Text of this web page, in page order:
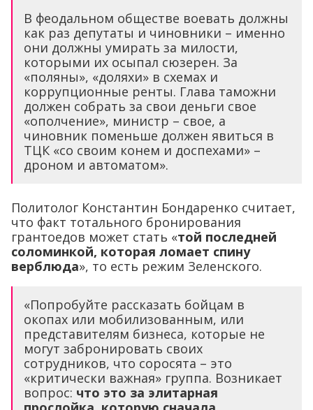
В феодальном обществе воевать должны
как раз депутаты и чиновники – именно
они должны умирать за милости,
которыми их осыпал сюзерен. За
«поляны», «доляхи» в схемах и
коррупционные ренты. Глава таможни
должен собрать за свои деньги свое
«ополчение», министр – свое, а
чиновник поменьше должен явиться в
ТЦК «со своим конем и доспехами» –
дроном и автоматом».
Политолог Константин Бондаренко считает,
что факт тотального бронирования
грантоедов может стать «той последней
соломинкой, которая ломает спину
верблюда», то есть режим Зеленского.
«Попробуйте рассказать бойцам в
окопах или мобилизованным, или
представителям бизнеса, которые не
могут забронировать своих
сотрудников, что соросята – это
«критически важная» группа. Возникает
вопрос: что это за элитарная